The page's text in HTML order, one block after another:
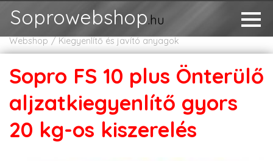
Soprowebshop.hu
Webshop Kiegyenlítő és javító anyagok
Sopro FS 10 plus Önterülő
aljzatkiegyenlítő gyors
20 kg-os kiszerelés